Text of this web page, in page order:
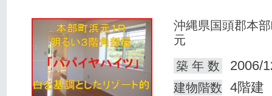
沖縄県国頭郡本
元
築 年 数
2006/
建物階数 4階建